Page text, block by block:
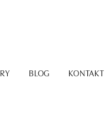
BLOG KONTAKT